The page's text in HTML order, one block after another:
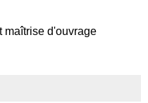
maîtrise d'ouvrage